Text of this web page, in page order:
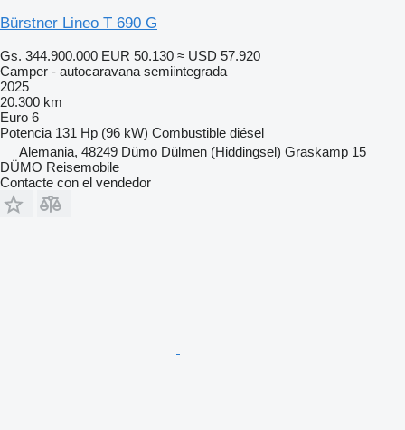
Bürstner Lineo T 690 G
Gs. 344.900.000 EUR 50.130 ≈ USD 57.920
Camper - autocaravana semiintegrada
2025
20.300 km
Euro 6
Potencia 131 Hp (96 kW) Combustible diésel
Alemania, 48249 Dümo Dülmen (Hiddingsel) Graskamp 15
DÜMO Reisemobile
Contacte con el vendedor